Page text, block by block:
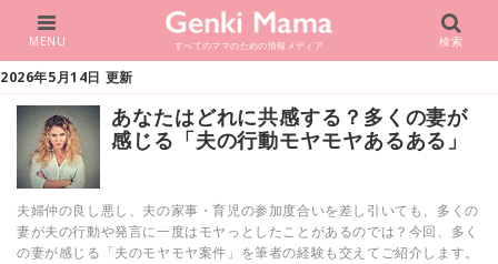
すべてのママのための情報メディア
MENU 検索
2026年5月14日 更新
あなたはどれに共感する？多くの妻が
感じる「夫の行動モヤモヤあるある」
夫婦仲の良し悪し、夫の家事・育児の参加度合いを差し引いても、多くの
妻が夫の行動や発言に一度はモヤっとしたことがあるのでは？今回、多く
の妻が感じる「夫のモヤモヤ案件」を筆者の経験も交えてご紹介します。